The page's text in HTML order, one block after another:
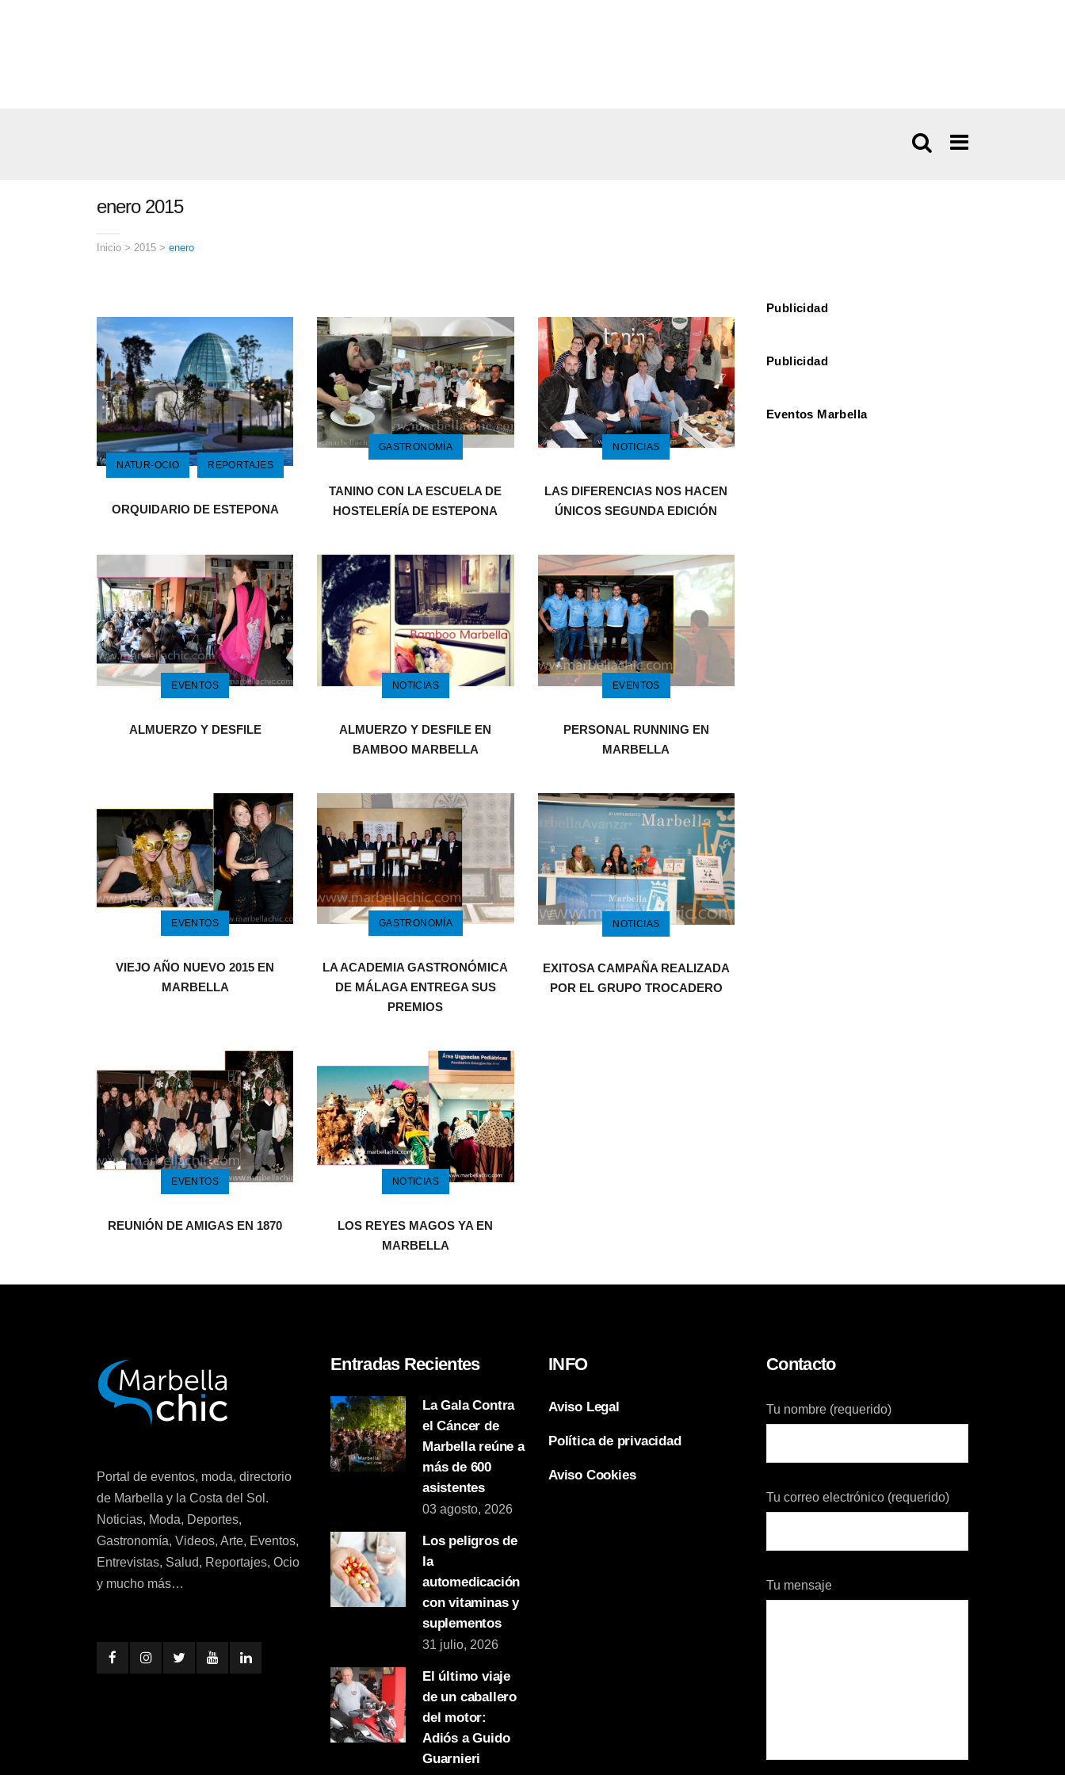
enero 2015
Inicio > 2015 > enero
NATUR-OCIO REPORTAJES
ORQUIDARIO DE ESTEPONA
GASTRONOMÍA
TANINO CON LA ESCUELA DE
HOSTELERÍA DE ESTEPONA
NOTICIAS
LAS DIFERENCIAS NOS HACEN
ÚNICOS SEGUNDA EDICIÓN
EVENTOS
ALMUERZO Y DESFILE
NOTICIAS
ALMUERZO Y DESFILE EN
BAMBOO MARBELLA
EVENTOS
PERSONAL RUNNING EN
MARBELLA
EVENTOS
VIEJO AÑO NUEVO 2015 EN
MARBELLA
GASTRONOMÍA
LA ACADEMIA GASTRONÓMICA
DE MÁLAGA ENTREGA SUS
PREMIOS
NOTICIAS
EXITOSA CAMPAÑA REALIZADA
POR EL GRUPO TROCADERO
EVENTOS
REUNIÓN DE AMIGAS EN 1870
NOTICIAS
LOS REYES MAGOS YA EN
MARBELLA
Publicidad
Publicidad
Eventos Marbella
Portal de eventos, moda, directorio
de Marbella y la Costa del Sol.
Noticias, Moda, Deportes,
Gastronomía, Videos, Arte, Eventos,
Entrevistas, Salud, Reportajes, Ocio
y mucho más…
Entradas Recientes
La Gala Contra
el Cáncer de
Marbella reúne a
más de 600
asistentes
03 agosto, 2026
Los peligros de
la
automedicación
con vitaminas y
suplementos
31 julio, 2026
El último viaje
de un caballero
del motor:
Adiós a Guido
Guarnieri
INFO
Aviso Legal
Política de privacidad
Aviso Cookies
Contacto
Tu nombre (requerido)
Tu correo electrónico (requerido)
Tu mensaje